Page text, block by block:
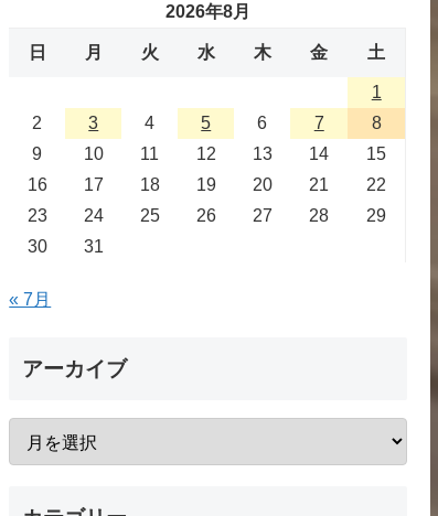
2026年8月
日 月 火 水 木 金 土
1
2
3 4 5 6 7
8
9
10 11 12 13 14
15
16
17 18 19 20 21
22
23
24 25 26 27 28
29
30
31
« 7月
アーカイブ